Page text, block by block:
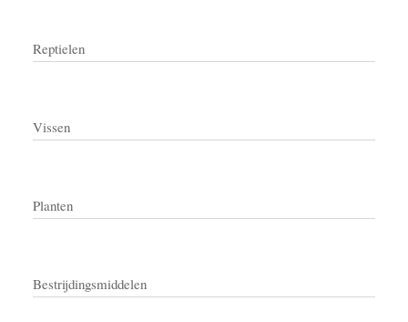
Reptielen
Vissen
Planten
Bestrijdingsmiddelen